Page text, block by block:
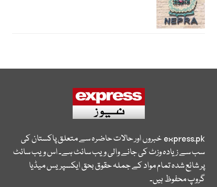
express.pkخبروں اور حالات حاضرہ سے متعلق پاکستان کی
سب سے زیادہ وزٹ کی جانے والی ویب سائٹ ہے۔ اس ویب سائٹ
پر شائع شدہ تمام مواد کے جملہ حقوق بحق ایکسپریس میڈیا
گروپ محفوظ ہیں۔